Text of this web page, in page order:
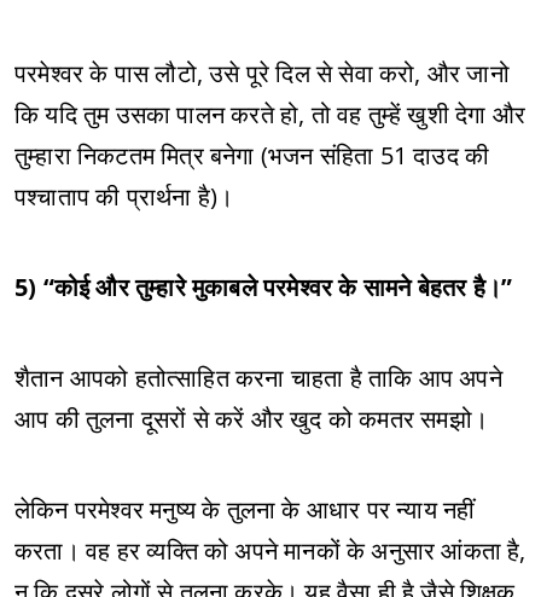
परमेश्वर के पास लौटो, उसे पूरे दिल से सेवा करो, और जानो
कि यदि तुम उसका पालन करते हो, तो वह तुम्हें खुशी देगा और
तुम्हारा निकटतम मित्र बनेगा (भजन संहिता 51 दाउद की
पश्चाताप की प्रार्थना है)।
5) “कोई और तुम्हारे मुकाबले परमेश्वर के सामने बेहतर है।”
शैतान आपको हतोत्साहित करना चाहता है ताकि आप अपने
आप की तुलना दूसरों से करें और खुद को कमतर समझो।
लेकिन परमेश्वर मनुष्य के तुलना के आधार पर न्याय नहीं
करता। वह हर व्यक्ति को अपने मानकों के अनुसार आंकता है,